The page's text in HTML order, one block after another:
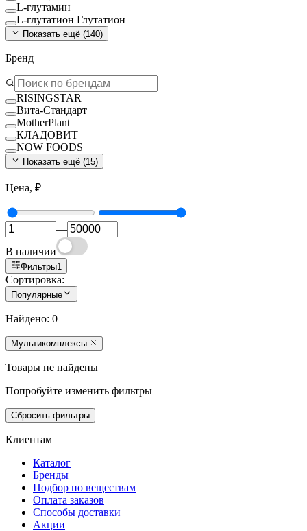
L-глутамин
L-глутатион Глутатион
Показать ещё (140)
Бренд
RISINGSTAR
Вита-Стандарт
MotherPlant
КЛАДОВИТ
NOW FOODS
Показать ещё (15)
Цена, ₽
—
В наличии
Фильтры1
Сортировка:
Популярные
Найдено: 0
Мультикомплексы
Товары не найдены
Попробуйте изменить фильтры
Сбросить фильтры
Клиентам
Каталог
Бренды
Подбор по веществам
Оплата заказов
Способы доставки
Акции